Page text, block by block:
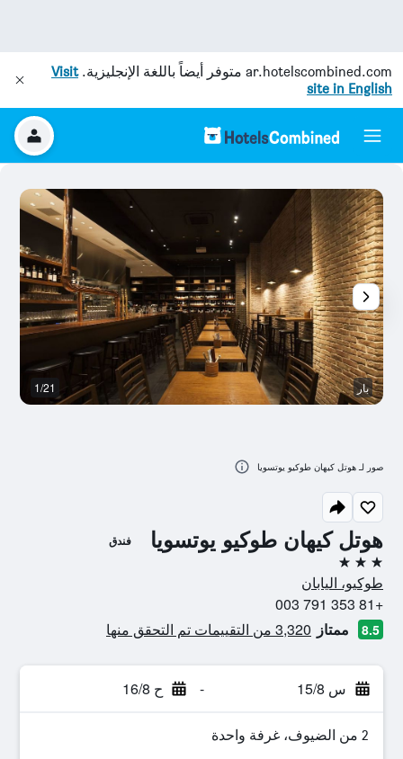
ar.hotelscombined.com متوفر أيضاً باللغة الإنجليزية.Visit
site in English
هوتل كيهان طوكيو يوتسويا فندق
3 نجوم
طوكيو، اليابان
+81 353 791 003
8.5 ممتاز 3,320 من التقييمات تم التحقق منها
س 15/8 - ح 16/8
2 من الضيوف، غرفة واحدة
بار 1/21
صور لـ هوتل كيهان طوكيو يوتسويا